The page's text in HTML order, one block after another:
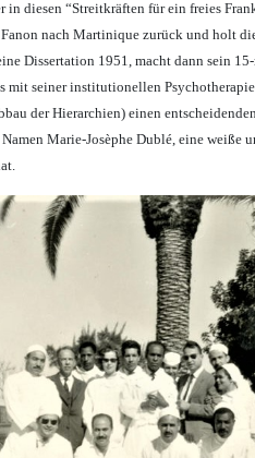
in diesen “Streitkräften für ein freies
nach Martinique zurück und holt
Dissertation 1951, macht dann sein
mit seiner institutionellen
der Hierarchien) einen
Marie-Josèphe Dublé, eine weiße